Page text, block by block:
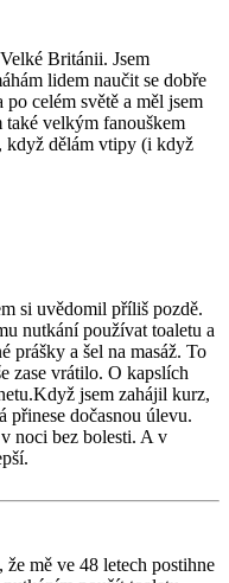
Británii. Jsem
lidem naučit se dobře
celém světě a měl jsem
také velkým fanouškem
když dělám vtipy (i když
si uvědomil příliš pozdě.
nutkání používat toaletu a
prášky a šel na masáž. To
zase vrátilo. O kapslích
jsem zahájil kurz,
přinese dočasnou úlevu.
noci bez bolesti. A v
mě ve 48 letech postihne